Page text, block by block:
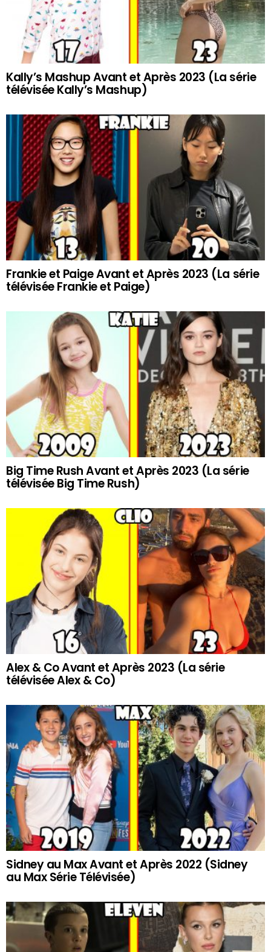
Kally’s Mashup Avant et Après 2023 (La série
télévisée Kally’s Mashup)
Frankie et Paige Avant et Après 2023 (La série
télévisée Frankie et Paige)
Big Time Rush Avant et Après 2023 (La série
télévisée Big Time Rush)
Alex & Co Avant et Après 2023 (La série
télévisée Alex & Co)
Sidney au Max Avant et Après 2022 (Sidney
au Max Série Télévisée)